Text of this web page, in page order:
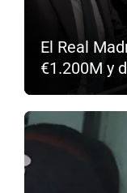
El Real
€1.200M y